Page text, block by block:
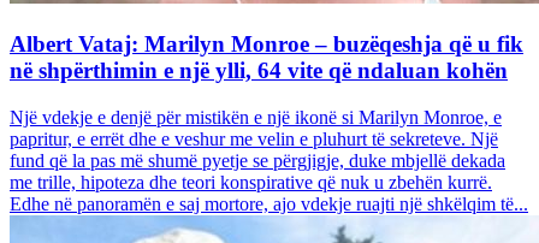
Albert Vataj: Marilyn Monroe – buzëqeshja që u fik
në shpërthimin e një ylli, 64 vite që ndaluan kohën
Një vdekje e denjë për mistikën e një ikonë si Marilyn Monroe, e
papritur, e errët dhe e veshur me velin e pluhurt të sekreteve. Një
fund që la pas më shumë pyetje se përgjigje, duke mbjellë dekada
me trille, hipoteza dhe teori konspirative që nuk u zbehën kurrë.
Edhe në panoramën e saj mortore, ajo vdekje ruajti një shkëlqim të...